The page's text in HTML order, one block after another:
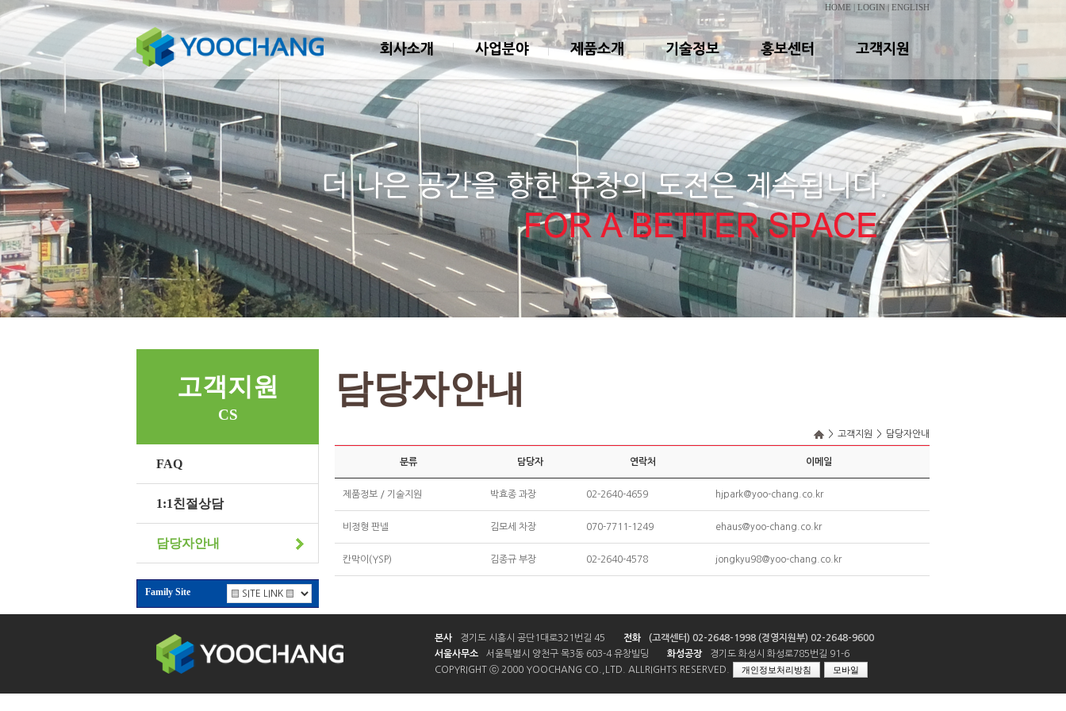
HOME LOGIN ENGLISH
고객지원
CS
FAQ
1:1친절상담
담당자안내
Family Site
담당자안내
> 고객지원 > 담당자안내
분류 담당자 연락처 이메일
제품정보 / 기술지원 박효종 과장 02-2640-4659 hjpark@yoo-chang.co.kr
비정형 판넬 김모세 차장 070-7711-1249 ehaus@yoo-chang.co.kr
칸막이(YSP) 김종규 부장 02-2640-4578 jongkyu98@yoo-chang.co.kr
본사 경기도 시흥시 공단1대로321번길 45 전화 (고객센터) 02-2648-1998 (경영지원부) 02-2648-9600
서울사무소
서울특별시 양천구 목3동 603-4 유창빌딩 화성공장
경기도 화성시 화성로785번길 91-6
COPYRIGHT ⓒ 2000 YOOCHANG CO.,LTD. ALLRIGHTS RESERVED.
개인정보처리방침 모바일